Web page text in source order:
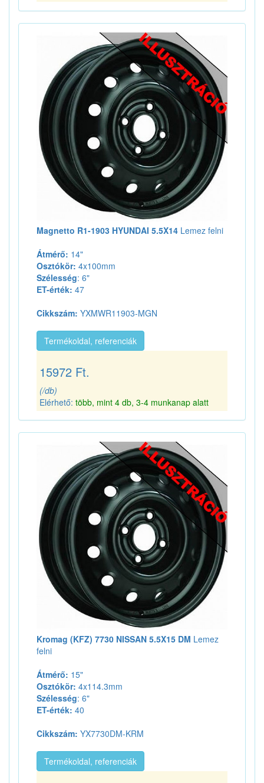
Magnetto R1-1903 HYUNDAI 5.5X14 Lemez felni
Átmérő: 14"
Osztókör: 4x100mm
Szélesség: 6"
ET-érték: 47
Cikkszám: YXMWR11903-MGN
Termékoldal, referenciák
15972 Ft.
(/db)
Elérhető: több, mint 4 db, 3-4 munkanap alatt
Kromag (KFZ) 7730 NISSAN 5.5X15 DM Lemez
felni
Átmérő: 15"
Osztókör: 4x114.3mm
Szélesség: 6"
ET-érték: 40
Cikkszám: YX7730DM-KRM
Termékoldal, referenciák